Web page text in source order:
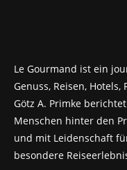
Le Gourmand ist ein
Genuss, Reisen,
Götz A. Primke
Menschen hinter den
und mit Leidenschaft
besondere